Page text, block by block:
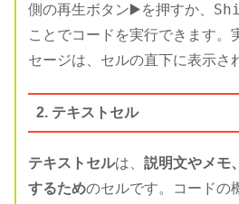
側の再生ボタン▶️を押すか、
ことでコードを実行できます。
セージは、セルの直下に表示さ
2. テキストセル
テキストセルは、 説明文やメモ
するためのセルです。コードの